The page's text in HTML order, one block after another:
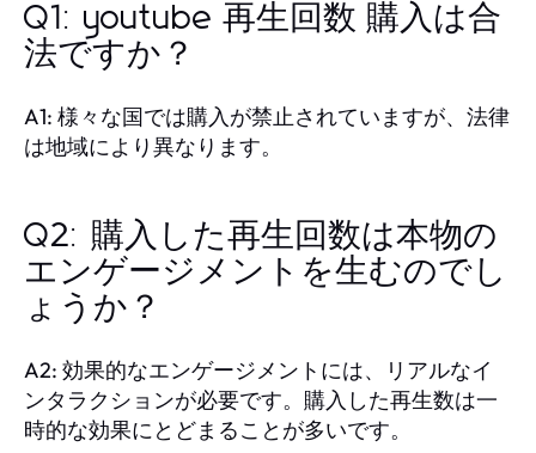
Q1: youtube 再生回数 購入は合
法ですか？
A1: 様々な国では購入が禁止されていますが、法律
は地域により異なります。
Q2: 購入した再生回数は本物の
エンゲージメントを生むのでし
ょうか？
A2: 効果的なエンゲージメントには、リアルなイ
ンタラクションが必要です。購入した再生数は一
時的な効果にとどまることが多いです。